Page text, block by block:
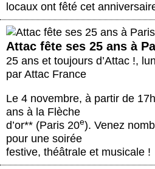
locaux ont fêté cet
Attac fête ses 25 ans à
25 ans et toujours d’Attac !,
par Attac France
Le 4 novembre, à partir de
ans à la Flèche
d’or** (Paris 20e). Venez
pour une soirée
festive, théâtrale et musicale !